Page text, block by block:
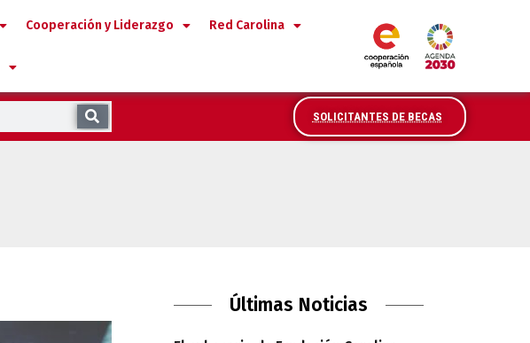
Cooperación y Liderazgo Red Carolina
SOLICITANTES DE BECAS
Últimas Noticias